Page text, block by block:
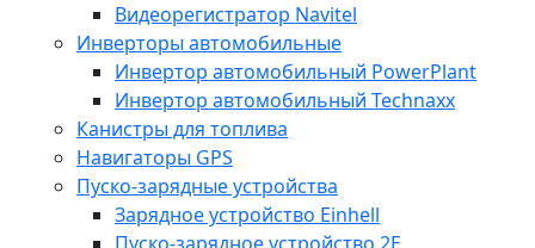
Видеорегистратор Navitel
Инверторы автомобильные
Инвертор автомобильный PowerPlant
Инвертор автомобильный Technaxx
Канистры для топлива
Навигаторы GPS
Пуско-зарядные устройства
Зарядное устройство Einhell